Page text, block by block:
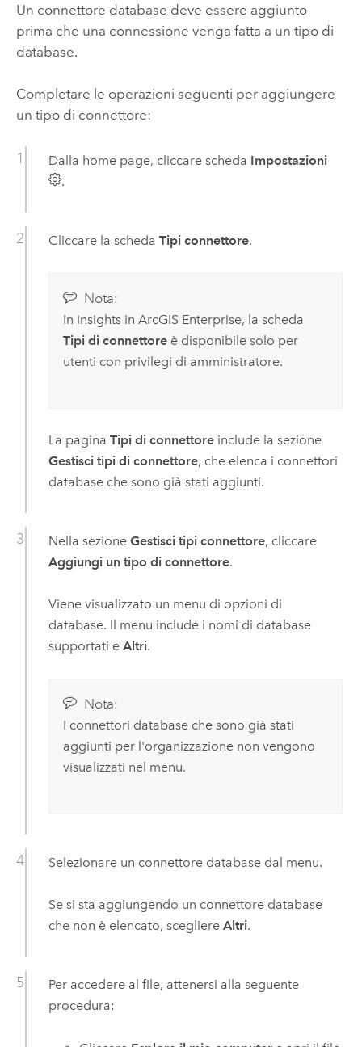
Un connettore database deve essere aggiunto
prima che una connessione venga fatta a un tipo di
database.
Completare le operazioni seguenti per aggiungere
un tipo di connettore:
Dalla home page, cliccare scheda Impostazioni
.
Cliccare la scheda Tipi connettore.
Nota:
In Insights in ArcGIS Enterprise, la scheda
Tipi di connettoreè disponibile solo per
utenti con privilegi di amministratore.
La pagina Tipi di connettoreinclude la sezione
Gestisci tipi di connettore, che elenca i connettori
database che sono già stati aggiunti.
Nella sezione Gestisci tipi connettore, cliccare
Aggiungi un tipo di connettore.
Viene visualizzato un menu di opzioni di
database. Il menu include i nomi di database
supportati e Altri.
Nota:
I connettori database che sono già stati
aggiunti per l'organizzazione non vengono
visualizzati nel menu.
Selezionare un connettore database dal menu.
Se si sta aggiungendo un connettore database
che non è elencato, scegliere Altri.
Per accedere al file, attenersi alla seguente
procedura: